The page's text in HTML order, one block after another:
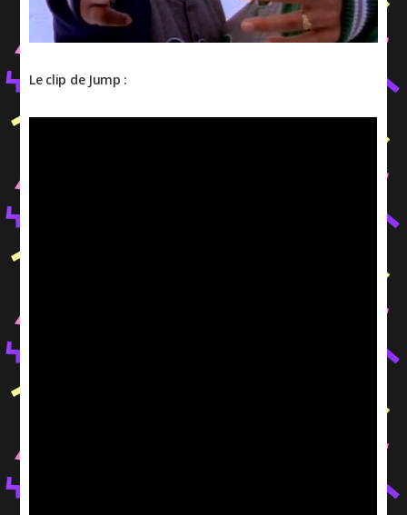
Le clip de Jump :